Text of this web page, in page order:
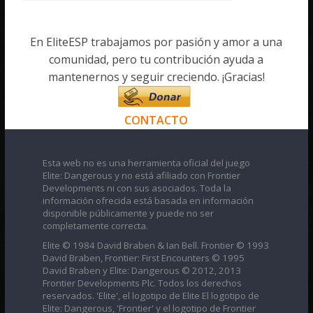
En EliteESP trabajamos por pasión y amor a una
comunidad, pero tu contribución ayuda a
mantenernos y seguir creciendo. ¡Gracias!
CONTACTO
Esta web no es una herramienta oficial del juego
Elite: Dangerous y no está afiliado con Frontier
Developments ni con sus asociados. Toda la
información ofrecida está basada en información
disponible públicamente y puede no ser
completamente correcta.
Elite © 1984 David Braben & Ian Bell. Frontier © 1993
David Braben, Frontier: First Encounters © 1995
David Braben y Elite: Dangerous © 2012, 2013
Frontier Developments Plc. Todos los derechos
reservados. 'Elite', el logotipo de Elite El logotipo de
Elite: Dangerous, 'Frontier' y el logotipo de Frontier